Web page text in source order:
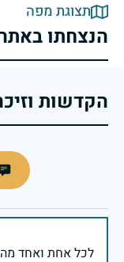
תצוגת מפה
הנצחתו
הקדשות